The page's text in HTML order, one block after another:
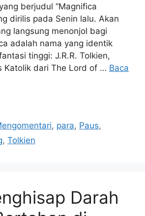
berjudul “Magnifica
dirilis pada Senin lalu. Akan
langsung menonjol bagi
adalah nama yang identik
tinggi: J.R.R. Tolkien,
Katolik dari The Lord of … Baca
, para, Paus,
, Tolkien
Darah